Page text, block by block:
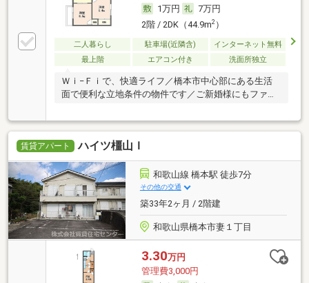
1万円
7万円
2階 / 2DK（44.9m2）
二人暮らし 駐車場(近隣含)
インターネット無料
最上階
エアコン付き 洗面所独立
Ｗｉ−Ｆｉで、快適ライフ／橋本市中心部にある生活
面で便利な立地条件の物件です／ご新婚様にもファミ
賃貸アパート ハイツ橿山Ｉ
和歌山線 橋本駅 徒歩7分
その他の交通
築33年2ヶ月 / 2階建
和歌山県橋本市妻１丁目
3.30万円
管理費3,000円